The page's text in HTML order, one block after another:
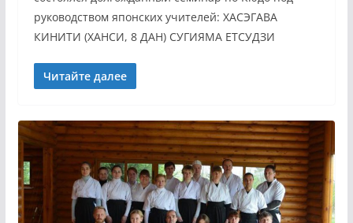
руководством японских учителей: ХАСЭГАВА
КИНИТИ (ХАНСИ, 8 ДАН) СУГИЯМА ЕТСУДЗИ
Читайте далее